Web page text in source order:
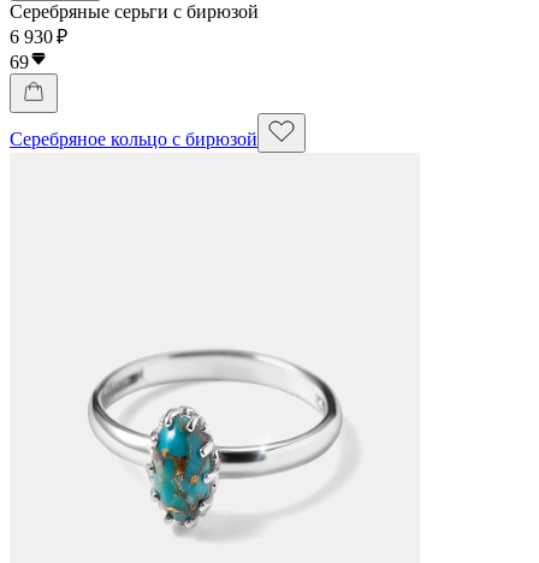
Серебряные серьги с бирюзой
6 930 ₽
69
Серебряное кольцо с бирюзой